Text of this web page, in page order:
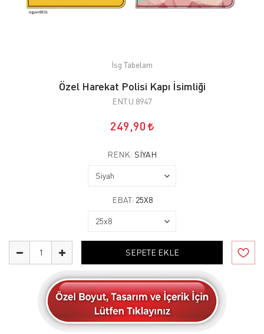
İsg Tabelam
Özel Harekat Polisi Kapı İsimliği
ENT.U.8947
249,90
RENK: SIYAH
EBAT: 25X8
SEPETE EKLE